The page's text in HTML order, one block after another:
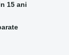
15 ani